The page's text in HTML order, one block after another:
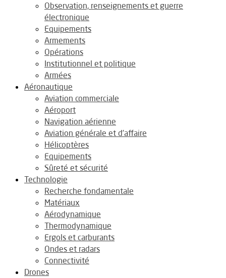
Observation, renseignements et guerre
électronique
Equipements
Armements
Opérations
Institutionnel et politique
Armées
Aéronautique
Aviation commerciale
Aéroport
Navigation aérienne
Aviation générale et d’affaire
Hélicoptères
Equipements
Sûreté et sécurité
Technologie
Recherche fondamentale
Matériaux
Aérodynamique
Thermodynamique
Ergols et carburants
Ondes et radars
Connectivité
Drones